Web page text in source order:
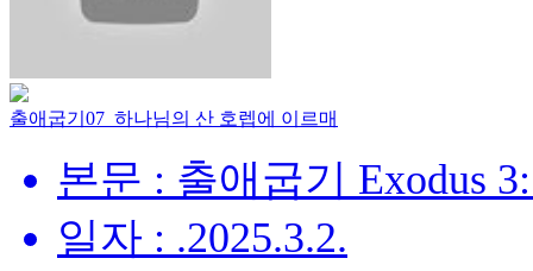
출애굽기07_하나님의 산 호렙에 이르매
본문 : 출애굽기 Exodus
일자 : .2025.3.2.